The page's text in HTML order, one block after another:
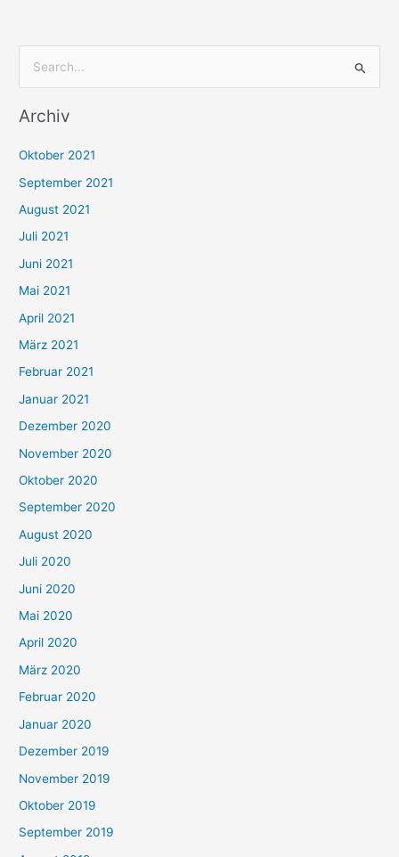
c
n
n
a
c
h
:
Archiv
Oktober 2021
September 2021
August 2021
Juli 2021
Juni 2021
Mai 2021
April 2021
März 2021
Februar 2021
Januar 2021
Dezember 2020
November 2020
Oktober 2020
September 2020
August 2020
Juli 2020
Juni 2020
Mai 2020
April 2020
März 2020
Februar 2020
Januar 2020
Dezember 2019
November 2019
Oktober 2019
September 2019